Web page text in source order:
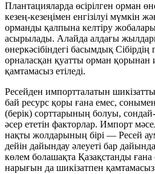
Плантацияларда өсірілген орман
кезең-кезеңімен енгізілуі мүмкін
орманды қалпына келтіру
асырылады. Алайда алдағы
өнеркәсібіндегі басымдық
орналасқан қуатты орман
қамтамасыз етіледі.
Ресейден импортталатын
бай ресурс қоры ғана емес,
(берік) сорттарының болуы,
әсер ететін факторлар. Импорт
нақты жолдарының бірі — Ресей
дейін дайындау әлеуеті бар
көлем болашақта Қазақстанды
нарығын да шикізатпен қамтамасыз